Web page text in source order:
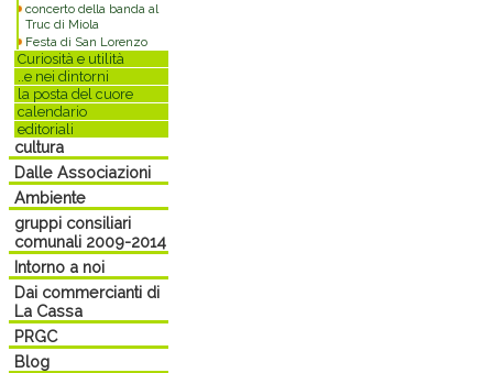
concerto della banda al
Truc di Miola
Festa di San Lorenzo
Curiosità e utilità
..e nei dintorni
la posta del cuore
calendario
editoriali
cultura
Dalle Associazioni
Ambiente
gruppi consiliari
comunali 2009-2014
Intorno a noi
Dai commercianti di
La Cassa
PRGC
Blog